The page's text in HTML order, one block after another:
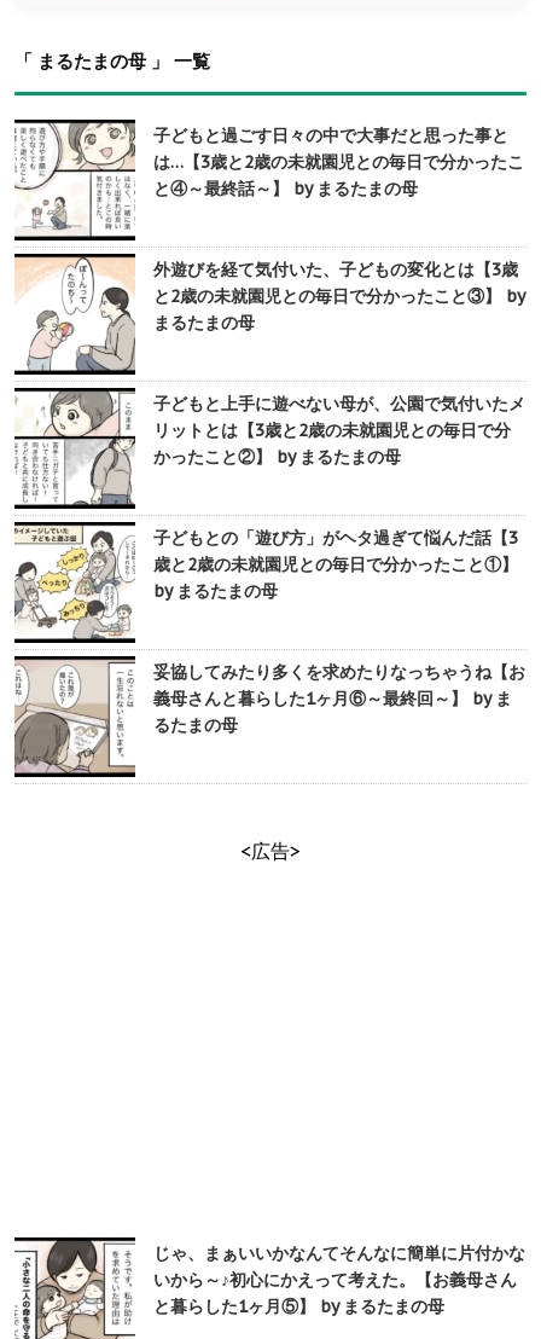
「 まるたまの母 」 一覧
子どもと過ごす日々の中で大事だと思った事と
は…【3歳と2歳の未就園児との毎日で分かったこ
と④～最終話～】 by まるたまの母
外遊びを経て気付いた、子どもの変化とは【3歳
と2歳の未就園児との毎日で分かったこと③】 by
まるたまの母
子どもと上手に遊べない母が、公園で気付いたメ
リットとは【3歳と2歳の未就園児との毎日で分
かったこと②】 by まるたまの母
子どもとの「遊び方」がヘタ過ぎて悩んだ話【3
歳と2歳の未就園児との毎日で分かったこと①】
by まるたまの母
妥協してみたり多くを求めたりなっちゃうね【お
義母さんと暮らした1ヶ月⑥～最終回～】 by ま
るたまの母
<広告>
じゃ、まぁいいかなんてそんなに簡単に片付かな
いから～♪初心にかえって考えた。【お義母さん
と暮らした1ヶ月⑤】 by まるたまの母